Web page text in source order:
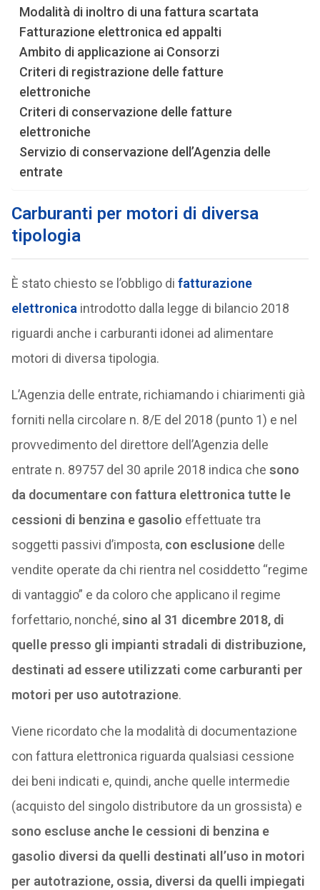
Modalità di inoltro di una fattura scartata
Fatturazione elettronica ed appalti
Ambito di applicazione ai Consorzi
Criteri di registrazione delle fatture
elettroniche
Criteri di conservazione delle fatture
elettroniche
Servizio di conservazione dell’Agenzia delle
entrate
Carburanti per motori di diversa
tipologia
È stato chiesto se l’obbligo di fatturazione
elettronica introdotto dalla legge di bilancio 2018
riguardi anche i carburanti idonei ad alimentare
motori di diversa tipologia.
L’Agenzia delle entrate, richiamando i chiarimenti già
forniti nella circolare n. 8/E del 2018 (punto 1) e nel
provvedimento del direttore dell’Agenzia delle
entrate n. 89757 del 30 aprile 2018 indica che sono
da documentare con fattura elettronica tutte le
cessioni di benzina e gasolio effettuate tra
soggetti passivi d’imposta, con esclusionedelle
vendite operate da chi rientra nel cosiddetto “regime
di vantaggio” e da coloro che applicano il regime
forfettario, nonché,sino al 31 dicembre 2018, di
quelle presso gli impianti stradali di distribuzione,
destinati ad essere utilizzati come carburanti per
motori per uso autotrazione.
Viene ricordato che la modalità di documentazione
con fattura elettronica riguarda qualsiasi cessione
dei beni indicati e, quindi, anche quelle intermedie
(acquisto del singolo distributore da un grossista) e
sono escluse anche le cessioni di benzina e
gasolio diversi da quelli destinati all’uso in motori
per autotrazione, ossia, diversi da quelli impiegati